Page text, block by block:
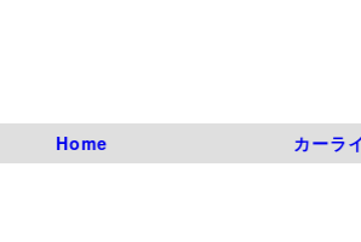
Home カーラ